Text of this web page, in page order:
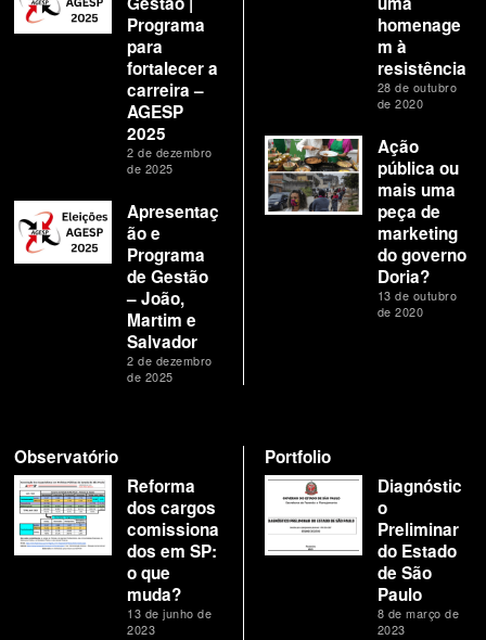
Programa
para
fortalecer a
carreira –
AGESP
2025
2 de dezembro
de 2025
Apresentaç
ão e
Programa
de Gestão
– João,
Martim e
Salvador
2 de dezembro
de 2025
homenage
m à
resistência
28 de outubro
de 2020
Ação
pública ou
mais uma
peça de
marketing
do governo
Doria?
13 de outubro
de 2020
Observatório
Reforma
dos cargos
comissiona
dos em SP:
o que
muda?
13 de junho de
2023
Portfolio
Diagnóstic
o
Preliminar
do Estado
de São
Paulo
8 de março de
2023